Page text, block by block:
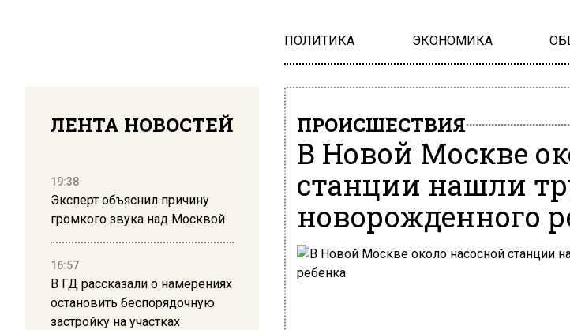
ПОЛИТИКА ЭКОНОМИКА
ЛЕНТА НОВОСТЕЙ
19:38
Эксперт объяснил причину
громкого звука над Москвой
16:57
В ГД рассказали о намерениях
остановить беспорядочную
застройку на участках
ПРОИСШЕСТВИЯ
В Новой Москве
станции нашли
новорожденного